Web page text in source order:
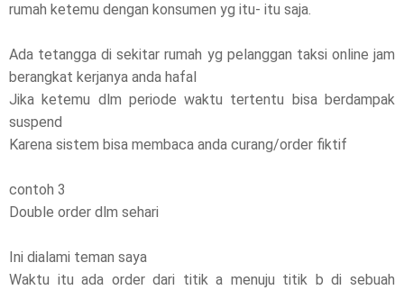
rumah ketemu dengan konsumen yg itu- itu saja.
Ada tetangga di sekitar rumah yg pelanggan taksi online jam
berangkat kerjanya anda hafal
Jika ketemu dlm periode waktu tertentu bisa berdampak
suspend
Karena sistem bisa membaca anda curang/order fiktif
contoh 3
Double order dlm sehari
Ini dialami teman saya
Waktu itu ada order dari titik a menuju titik b di sebuah